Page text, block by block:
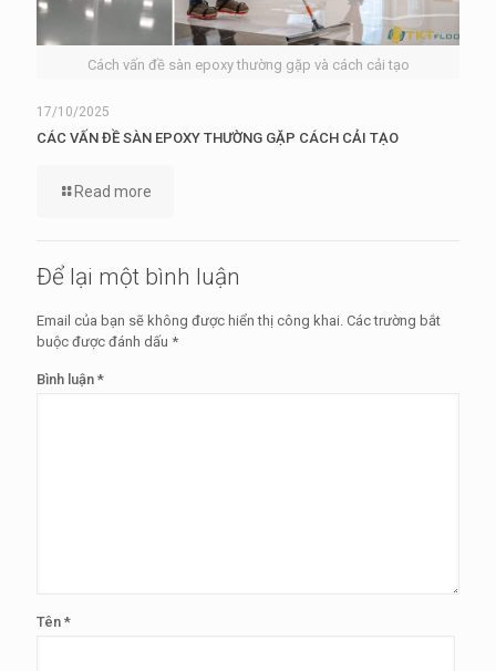
Cách vấn đề sàn epoxy thường gặp và cách cải tạo
17/10/2025
CÁC VẤN ĐỀ SÀN EPOXY THƯỜNG GẶP CÁCH CẢI TẠO
Read more
Để lại một bình luận
Email của bạn sẽ không được hiển thị công khai. Các trường bắt
buộc được đánh dấu *
Bình luận *
Tên *